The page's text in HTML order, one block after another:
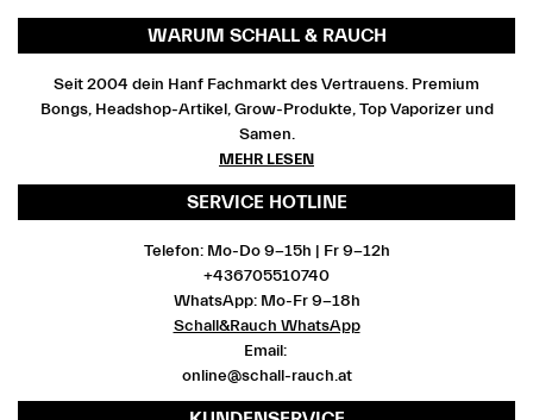
WARUM SCHALL & RAUCH
Seit 2004 dein Hanf Fachmarkt des Vertrauens. Premium
Bongs, Headshop-Artikel, Grow-Produkte, Top Vaporizer und
Samen.
MEHR LESEN
SERVICE HOTLINE
Telefon: Mo-Do 9-15h | Fr 9-12h
+436705510740
WhatsApp: Mo-Fr 9-18h
Schall&Rauch WhatsApp
Email:
online@schall-rauch.at